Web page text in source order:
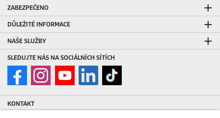
ZABEZPEČENO
DŮLEŽITÉ INFORMACE
NAŠE SLUŽBY
SLEDUJTE NÁS NA SOCIÁLNÍCH SÍTÍCH
KONTAKT